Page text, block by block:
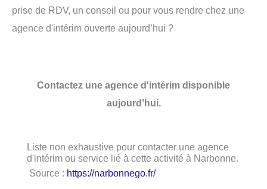
prise de RDV, un conseil ou pour vous rendre chez une
agence d'intérim ouverte aujourd’hui ?
Contactez une agence d'intérim disponible
aujourd’hui.
Liste non exhaustive pour contacter une agence
d'intérim ou service lié à cette activité à Narbonne.
Source : https://narbonnego.fr/